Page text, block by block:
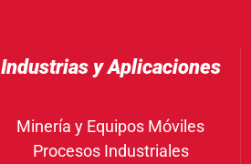
Industrias y Aplicaciones
Minería y Equipos Móviles
Procesos Industriales